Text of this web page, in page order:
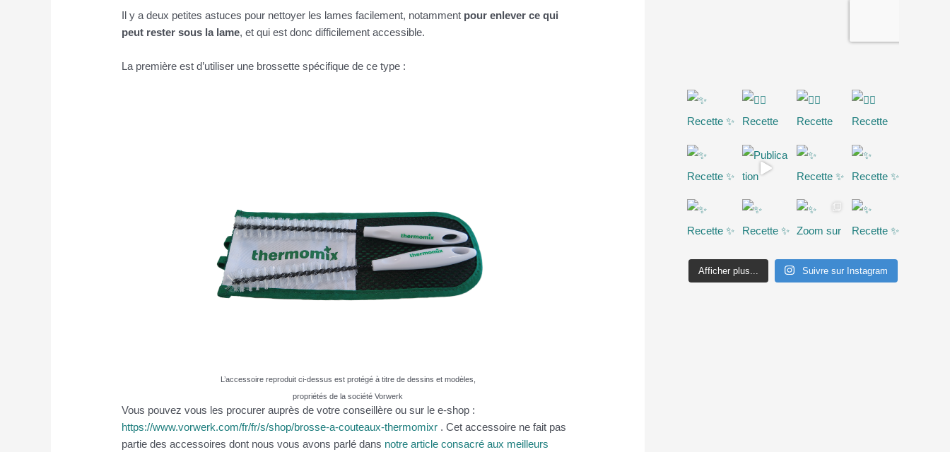
Il y a deux petites astuces pour nettoyer les lames facilement, notamment pour enlever ce qui
peut rester sous la lame, et qui est donc difficilement accessible.
La première est d’utiliser une brossette spécifique de ce type :
L’accessoire reproduit ci-dessus est protégé à titre de dessins et modèles,
propriétés de la société Vorwerk
Vous pouvez vous les procurer auprès de votre conseillère ou sur le e-shop :
https://www.vorwerk.com/fr/fr/s/shop/brosse-a-couteaux-thermomixr . Cet accessoire ne fait pas
partie des accessoires dont nous vous avons parlé dans notre article consacré aux meilleurs
Afficher plus... Suivre sur Instagram